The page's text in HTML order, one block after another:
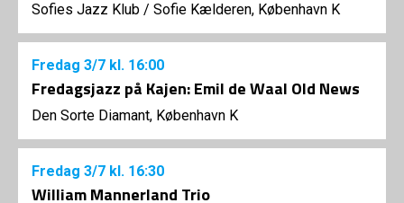
Sofies Jazz Klub / Sofie Kælderen, København K
Fredag 3/7 kl. 16:00
Fredagsjazz på Kajen: Emil de Waal Old News
Den Sorte Diamant, København K
Fredag 3/7 kl. 16:30
William Mannerland Trio